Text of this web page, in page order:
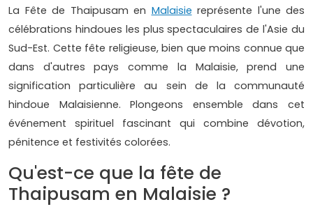
La Fête de Thaipusam en Malaisie représente l'une des
célébrations hindoues les plus spectaculaires de l'Asie du
Sud-Est. Cette fête religieuse, bien que moins connue que
dans d'autres pays comme la Malaisie, prend une
signification particulière au sein de la communauté
hindoue Malaisienne. Plongeons ensemble dans cet
événement spirituel fascinant qui combine dévotion,
pénitence et festivités colorées.
Qu'est-ce que la fête de
Thaipusam en Malaisie ?